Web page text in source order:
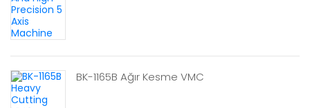
BK-1165B Ağır Kesme VMC